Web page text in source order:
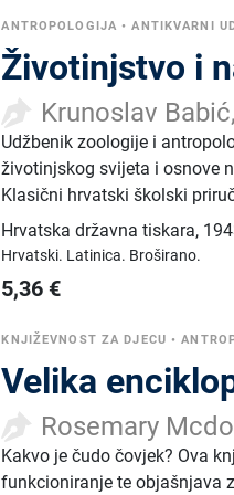
ANTROPOLOGIJA •ANTIKVARNI
Životinjstvo i
Krunoslav
Udžbenik zoologije i
životinjskog svijeta i osnove
Klasični hrvatski školski
Hrvatska državna tiskara,
Hrvatski. Latinica. Broširano.
5,36 €
KNJIŽEVNOST ZA DJECU •
Velika
Rosemary
Kakvo je čudo čovjek? Ova
funkcioniranje te objašnjava